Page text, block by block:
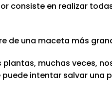
consiste en realizar
de una maceta más
muchas veces,
intentar salvar